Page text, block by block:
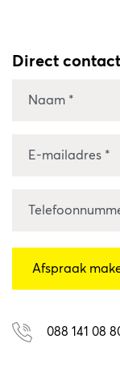
Direct contact
088 141 08